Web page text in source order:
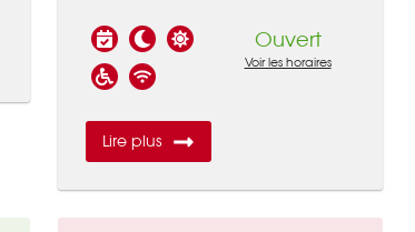
Ouvert
Voir les horaires
Lire plus